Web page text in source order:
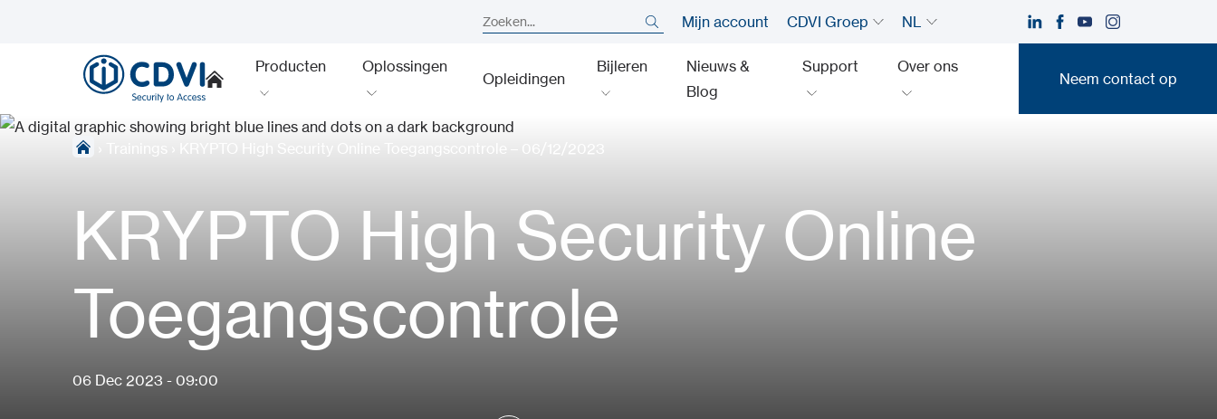
Mijn account CDVI Groep NL
Producten Oplossingen
Opleidingen
Bijleren
Nieuws &
Blog
Support Over ons
Neem contact op
KRYPTO High Security Online
Toegangscontrole
06 Dec 2023 - 09:00